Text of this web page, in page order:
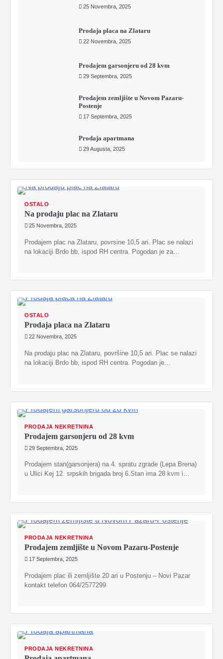
25 Novembra, 2025
Prodaja placa na Zlataru
22 Novembra, 2025
Prodajem garsonjeru od 28 kvm
29 Septembra, 2025
Prodajem zemljište u Novom Pazaru-
Postenje
17 Septembra, 2025
Prodaja apartmana
29 Augusta, 2025
OSTALO
Na prodaju plac na Zlataru
25 Novembra, 2025
Prodajem plac na Zlataru, povrsine 10,5 ari. Plac se nalazi
na lokaciji Brdo bb, ispod RH centra. Pogodan je za…
OSTALO
Prodaja placa na Zlataru
22 Novembra, 2025
Na prodaju plac na Zlataru, površine 10,5 ari. Plac se nalazi
na lokaciji Brdo bb, ispod RH centra. Pogodan je…
PRODAJA NEKRETNINA
Prodajem garsonjeru od 28 kvm
29 Septembra, 2025
Prodajem stan(garsonjera) na 4. spratu zgrade (Lepa Brena)
u Ulici Kej 12. srpskih brigada broj 6.Stan ima 28 kvm i…
PRODAJA NEKRETNINA
Prodajem zemljište u Novom Pazaru-Postenje
17 Septembra, 2025
Prodajem plac ili zemljište 20 ari u Postenju – Novi Pazar
kontakt telefon 064/2577299
PRODAJA NEKRETNINA